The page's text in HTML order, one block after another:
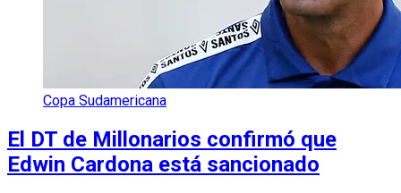
Copa Sudamericana
El DT de Millonarios confirmó que
Edwin Cardona está sancionado